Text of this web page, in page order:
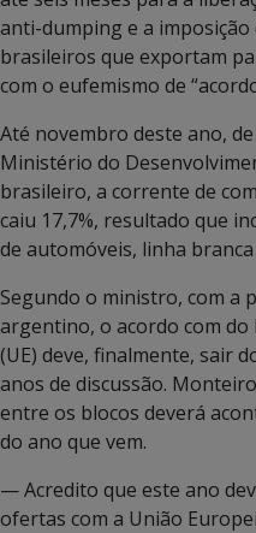
anti-dumping e a
brasileiros que exportam
com o eufemismo de
Até novembro deste ano,
Ministério do
brasileiro, a corrente de
caiu 17,7%, resultado que
de automóveis, linha
Segundo o ministro, com a
argentino, o acordo com
(UE) deve, finalmente, sair
anos de discussão.
entre os blocos deverá
do ano que vem.
— Acredito que este ano
ofertas com a União